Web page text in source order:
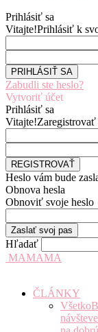
Prihlásiť sa
Vitajte!Prihlásiť k
Zabudli ste heslo?
Vytvoriť účet
Prihlásiť sa
Vitajte!Zaregistrovať
Heslo vám bude
Obnova hesla
Obnoviť svoje heslo
Hľadať
MAMAMA
ČLÁNKY
Všetko
návšteve